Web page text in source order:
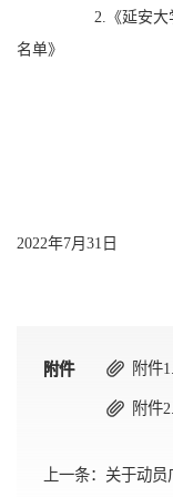
2.《延安大
名单》
延
2022年7月31日
附件 附件
附件
附件
上一条： 关于动员